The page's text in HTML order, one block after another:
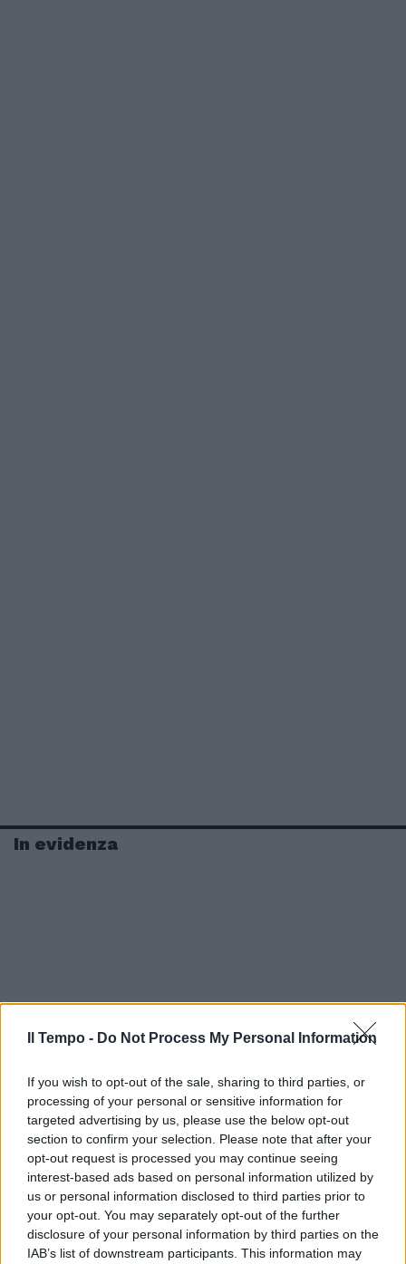
Il Tempo - Do Not Process My Personal Information
If you wish to opt-out of the sale, sharing to third parties, or
processing of your personal or sensitive information for
targeted advertising by us, please use the below opt-out
section to confirm your selection. Please note that after your
opt-out request is processed you may continue seeing
interest-based ads based on personal information utilized by
us or personal information disclosed to third parties prior to
your opt-out. You may separately opt-out of the further
disclosure of your personal information by third parties on the
IAB’s list of downstream participants. This information may
In evidenza